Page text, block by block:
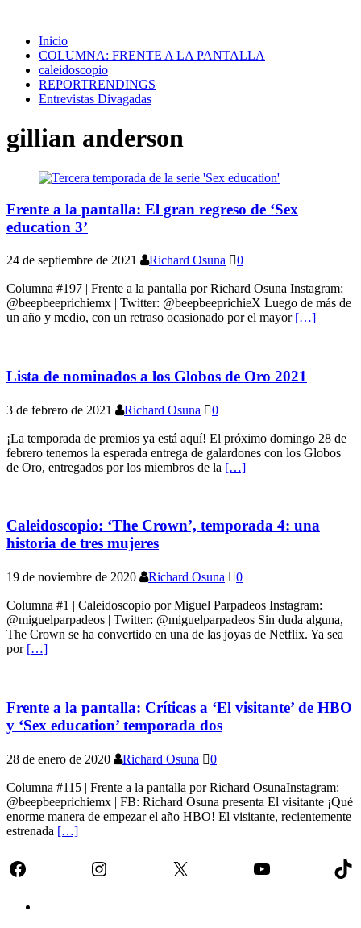
Inicio
COLUMNA: FRENTE A LA PANTALLA
caleidoscopio
REPORTRENDINGS
Entrevistas Divagadas
gillian anderson
Frente a la pantalla: El gran regreso de ‘Sex
education 3’
24 de septiembre de 2021 Richard Osuna 0
Columna #197 | Frente a la pantalla por Richard Osuna Instagram:
@beepbeeprichiemx | Twitter: @beepbeeprichieX Luego de más de
un año y medio, con un retraso ocasionado por el mayor […]
Lista de nominados a los Globos de Oro 2021
3 de febrero de 2021 Richard Osuna 0
¡La temporada de premios ya está aquí! El próximo domingo 28 de
febrero tenemos la esperada entrega de galardones con los Globos
de Oro, entregados por los miembros de la […]
Caleidoscopio: ‘The Crown’, temporada 4: una
historia de tres mujeres
19 de noviembre de 2020 Richard Osuna 0
Columna #1 | Caleidoscopio por Miguel Parpadeos Instagram:
@miguelparpadeos | Twitter: @miguelparpadeos Sin duda alguna,
The Crown se ha convertido en una de las joyas de Netflix. Ya sea
por […]
Frente a la pantalla: Críticas a ‘El visitante’ de HBO
y ‘Sex education’ temporada dos
28 de enero de 2020 Richard Osuna 0
Columna #115 | Frente a la pantalla por Richard OsunaInstagram:
@beepbeeprichiemx | FB: Richard Osuna presenta El visitante ¡Qué
enorme manera de empezar el año HBO! El visitante, recientemente
estrenada […]
Facebook Instagram X YouTube